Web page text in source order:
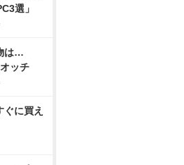
選」
は…
ッチ
ぐに買え